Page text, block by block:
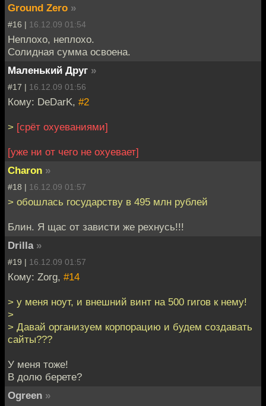
Ground Zero »
#16 | 16.12.09 01:54
Неплохо, неплохо.
Солидная сумма освоена.
Маленький Друг »
#17 | 16.12.09 01:56
Кому: DeDarK, #2
> [срёт охуеваниями]
[уже ни от чего не охуевает]
Charon »
#18 | 16.12.09 01:57
> обошлась государству в 495 млн рублей
Блин. Я щас от зависти же рехнусь!!!
Drilla »
#19 | 16.12.09 01:57
Кому: Zorg, #14
> у меня ноут, и внешний винт на 500 гигов к нему!
>
> Давай организуем корпорацию и будем создавать
сайты???
У меня тоже!
В долю берете?
Ogreen »